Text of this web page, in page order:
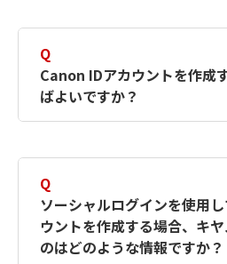
Q
Canon IDアカウントを作成
ばよいですか？
す。詳しい作成方法は【
何ですか？Canon IDの作
ださい。
Q
ソーシャルログインを使用
ウントを作成する場合、キ
のはどのような情報ですか？